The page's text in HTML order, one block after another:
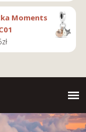
Moments
zł